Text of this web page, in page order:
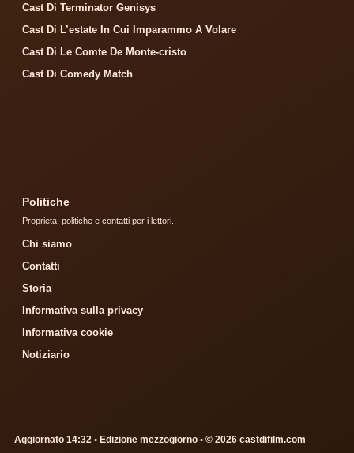
Cast Di Terminator Genisys
Cast Di L’estate In Cui Imparammo A Volare
Cast Di Le Comte De Monte-cristo
Cast Di Comedy Match
Politiche
Proprieta, politiche e contatti per i lettori.
Chi siamo
Contatti
Storia
Informativa sulla privacy
Informativa cookie
Notiziario
Aggiornato 14:32 • Edizione mezzogiorno • © 2026 castdifilm.com